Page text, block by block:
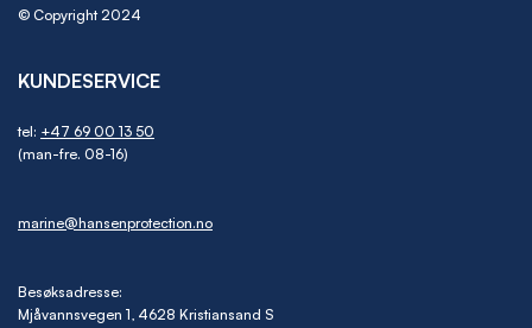
© Copyright 2024
KUNDESERVICE
tel: +47 69 00 13 50
(man-fre. 08-16)
marine@hansenprotection.no
Besøksadresse:
Mjåvannsvegen 1, 4628 Kristiansand S